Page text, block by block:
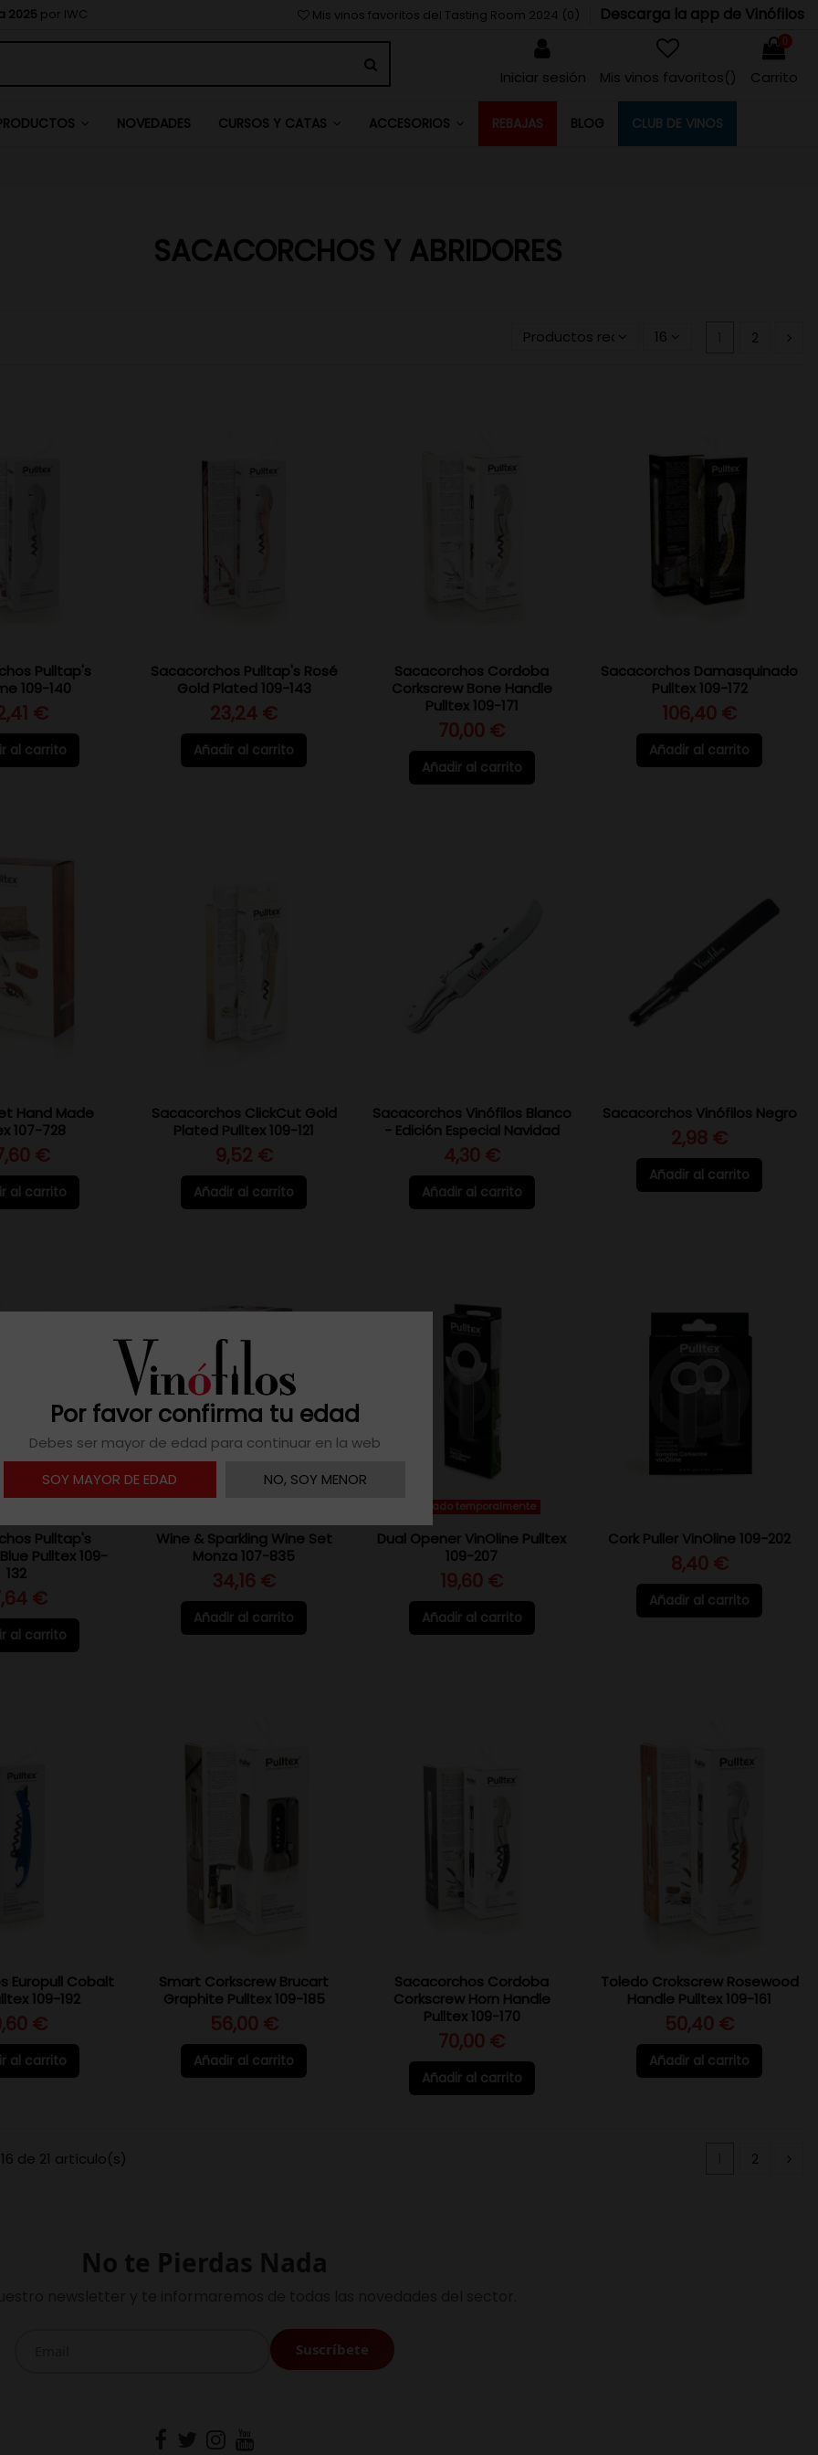
Por favor confirma tu edad
Debes ser mayor de edad para continuar en la web
SOY MAYOR DE EDAD
NO, SOY MENOR
2025 por IWC Mis vinos favoritos del Tasting Room 2024 (0) Descarga la app de Vinófilos
Iniciar sesión Mis vinos favoritos() Carrito
NOVEDADES CURSOS Y CATAS ACCESORIOS REBAJAS BLOG CLUB DE VINOS
SACACORCHOS Y ABRIDORES
Productos recientemente actualizados
16 2
Pulltap's
109-140
€
al carrito
Sacacorchos Pulltap's Rosé
Gold Plated 109-143
23,24 €
Añadir al carrito
Sacacorchos Cordoba
Corkscrew Bone Handle
Pulltex 109-171
70,00 €
Añadir al carrito
Sacacorchos Damasquinado
Pulltex 109-172
106,40 €
Añadir al carrito
Hand Made
107-728
€
al carrito
Sacacorchos ClickCut Gold
Plated Pulltex 109-121
9,52 €
Añadir al carrito
Sacacorchos Vinófilos Blanco
- Edición Especial Navidad
4,30 €
Añadir al carrito
Sacacorchos Vinófilos Negro
2,98 €
Añadir al carrito
Pulltap's
Pulltex 109-
132
€
al carrito
Wine & Sparkling Wine Set
Monza 107-835
34,16 €
Añadir al carrito
Agotado temporalmente
Dual Opener VinOline Pulltex
109-207
19,60 €
Añadir al carrito
Cork Puller VinOline 109-202
8,40 €
Añadir al carrito
Europull Cobalt
109-192
€
al carrito
Smart Corkscrew Brucart
Graphite Pulltex 109-185
56,00 €
Añadir al carrito
Sacacorchos Cordoba
Corkscrew Horn Handle
Pulltex 109-170
70,00 €
Añadir al carrito
Toledo Crokscrew Rosewood
Handle Pulltex 109-161
50,40 €
Añadir al carrito
de 21 artículo(s) 2
No te Pierdas Nada